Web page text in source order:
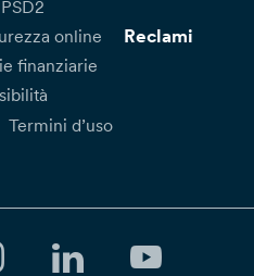
PSD2
online Reclami
finanziarie
Termini d’uso